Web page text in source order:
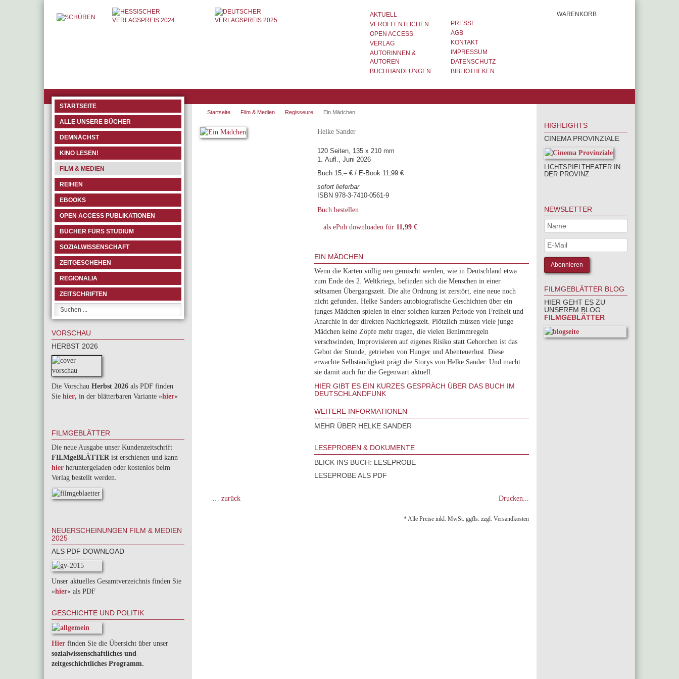
AKTUELL
VERÖFFENTLICHEN
OPEN ACCESS
VERLAG
AUTORINNEN &
AUTOREN
BUCHHANDLUNGEN
PRESSE
AGB
KONTAKT
IMPRESSUM
DATENSCHUTZ
BIBLIOTHEKEN
WARENKORB
STARTSEITE
ALLE UNSERE BÜCHER
DEMNÄCHST
KINO LESEN!
FILM & MEDIEN
REIHEN
EBOOKS
OPEN ACCESS PUBLIKATIONEN
BÜCHER FÜRS STUDIUM
SOZIALWISSENSCHAFT
ZEITGESCHEHEN
REGIONALIA
ZEITSCHRIFTEN
VORSCHAU
HERBST 2026
Die Vorschau Herbst 2026 als PDF finden
Sie hier, in der blätterbaren Variante »hier«
FILMGEBLÄTTER
Die neue Ausgabe unser Kundenzeitschrift
FILMgeBLÄTTER ist erschienen und kann
hier heruntergeladen oder kostenlos beim
Verlag bestellt werden.
NEUERSCHEINUNGEN FILM & MEDIEN
2025
ALS PDF DOWNLOAD
Unser aktuelles Gesamtverzeichnis finden Sie
»hier« als PDF
GESCHICHTE UND POLITIK
Hier finden Sie die Übersicht über unser
sozialwissenschaftliches und
zeitgeschichtliches Programm.
Startseite Film & Medien Regisseure Ein Mädchen
Helke Sander
120 Seiten, 135 x 210 mm
1. Aufl., Juni 2026
Buch 15,– € / E-Book 11,99 €
sofort lieferbar
ISBN 978-3-7410-0561-9
Buch bestellen
als ePub downloaden für 11,99 €
EIN MÄDCHEN
Wenn die Karten völlig neu gemischt werden, wie in Deutschland etwa
zum Ende des 2. Weltkriegs, befinden sich die Menschen in einer
seltsamen Übergangszeit. Die alte Ordnung ist zerstört, eine neue noch
nicht gefunden. Helke Sanders autobiografische Geschichten über ein
junges Mädchen spielen in einer solchen kurzen Periode von Freiheit und
Anarchie in der direkten Nachkriegszeit. Plötzlich müssen viele junge
Mädchen keine Zöpfe mehr tragen, die vielen Benimmregeln
verschwinden, Improvisieren auf eigenes Risiko statt Gehorchen ist das
Gebot der Stunde, getrieben von Hunger und Abenteuerlust. Diese
erwachte Selbständigkeit prägt die Storys von Helke Sander. Und macht
sie damit auch für die Gegenwart aktuell.
HIER GIBT ES EIN KURZES GESPRÄCH ÜBER DAS BUCH IM
DEUTSCHLANDFUNK
WEITERE INFORMATIONEN
MEHR ÜBER HELKE SANDER
LESEPROBEN & DOKUMENTE
BLICK INS BUCH: LESEPROBE
LESEPROBE ALS PDF
… zurück Drucken...
* Alle Preise inkl. MwSt. ggfls. zzgl. Versandkosten
HIGHLIGHTS
CINEMA PROVINZIALE
LICHTSPIELTHEATER IN
DER PROVINZ
NEWSLETTER
FILMGEBLÄTTER BLOG
HIER GEHT ES ZU
UNSEREM BLOG
FILMGEBLÄTTER